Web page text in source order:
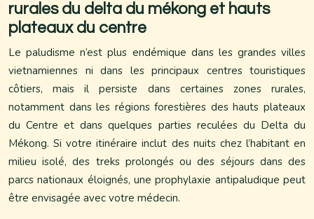
rurales du delta du mékong et hauts
plateaux du centre
Le paludisme n’est plus endémique dans les grandes villes
vietnamiennes ni dans les principaux centres touristiques
côtiers, mais il persiste dans certaines zones rurales,
notamment dans les régions forestières des hauts plateaux
du Centre et dans quelques parties reculées du Delta du
Mékong. Si votre itinéraire inclut des nuits chez l’habitant en
milieu isolé, des treks prolongés ou des séjours dans des
parcs nationaux éloignés, une prophylaxie antipaludique peut
être envisagée avec votre médecin.